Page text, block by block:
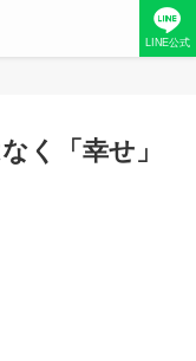
LINE公式
く「幸せ」